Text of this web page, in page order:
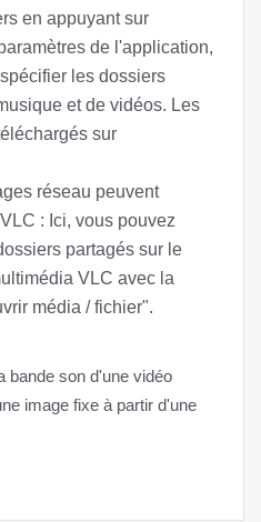
en appuyant sur
de l'application,
les dossiers
et de vidéos. Les
sur
réseau peuvent
: Ici, vous pouvez
partagés sur le
VLC avec la
média / fichier".
bande son d'une vidéo
image fixe à partir d'une